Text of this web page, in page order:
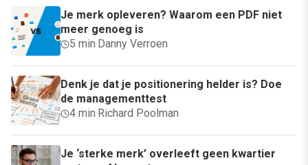
Je merk opleveren? Waarom een PDF niet
meer genoeg is
5 min· Danny Verroen
Denk je dat je positionering helder is? Doe
de managementtest
4 min· Richard Poolman
Je ‘sterke merk’ overleeft geen kwartier